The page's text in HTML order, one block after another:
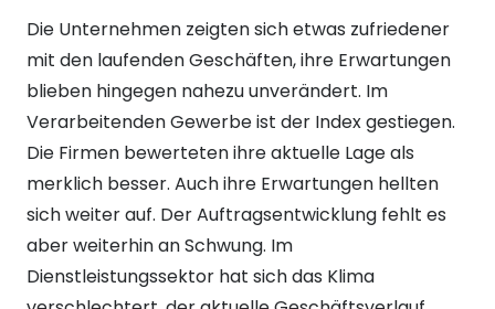
Die Unternehmen zeigten sich etwas zufriedener
mit den laufenden Geschäften, ihre Erwartungen
blieben hingegen nahezu unverändert. Im
Verarbeitenden Gewerbe ist der Index gestiegen.
Die Firmen bewerteten ihre aktuelle Lage als
merklich besser. Auch ihre Erwartungen hellten
sich weiter auf. Der Auftragsentwicklung fehlt es
aber weiterhin an Schwung. Im
Dienstleistungssektor hat sich das Klima